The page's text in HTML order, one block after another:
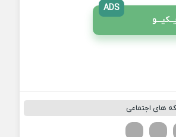
ADS
های اجتماعی
لینکدین تویتر